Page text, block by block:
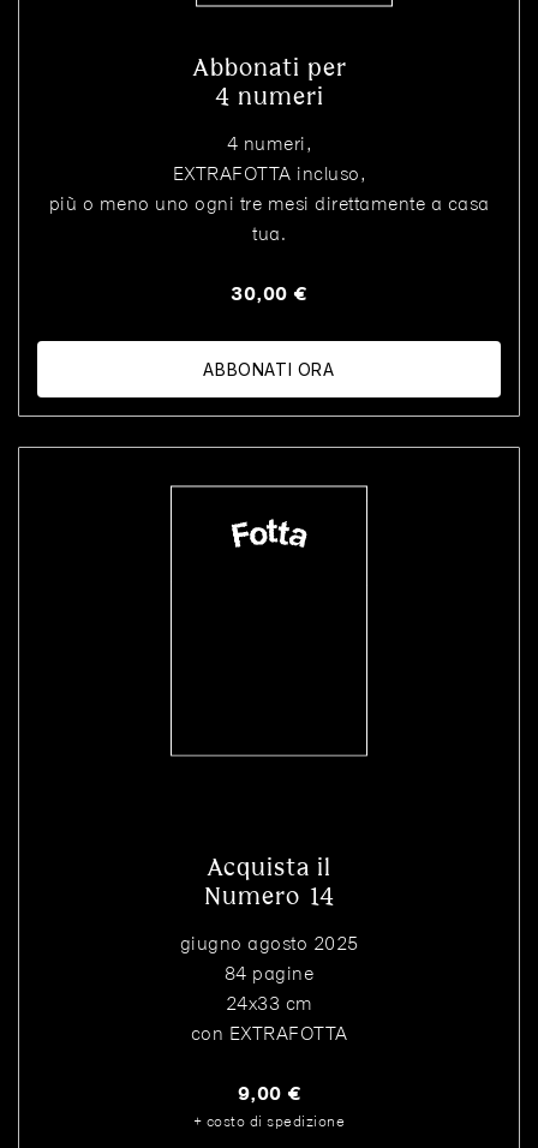
Abbonati per
4 numeri
4 numeri,
EXTRAFOTTA incluso,
più o meno uno ogni tre mesi direttamente a casa
tua.
30,00 €
ABBONATI ORA
Acquista il
Numero 14
giugno agosto 2025
84 pagine
24x33 cm
con EXTRAFOTTA
9,00 €
+ costo di spedizione